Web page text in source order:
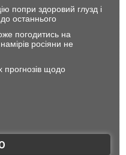
попри здоровий глузд і
останнього
погодитись на
росіяни не
щодо